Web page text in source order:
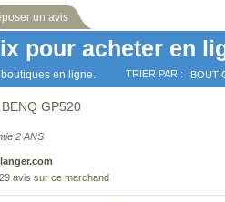
un avis
pour acheter en
en ligne. TRIER PAR :
GP520
2 ANS
29 avis sur ce marchand